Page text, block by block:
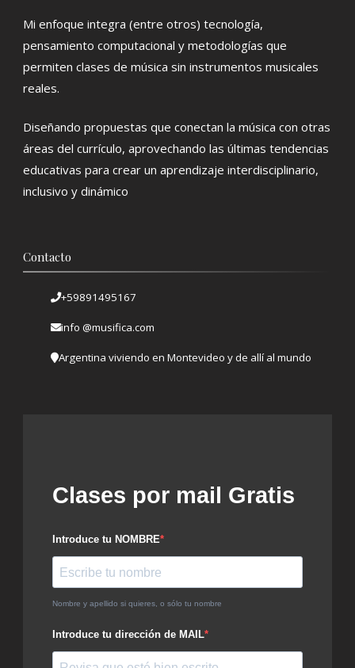
Mi enfoque integra (entre otros) tecnología,
pensamiento computacional y metodologías que
permiten clases de música sin instrumentos musicales
reales.
Diseñando propuestas que conectan la música con otras
áreas del currículo, aprovechando las últimas tendencias
educativas para crear un aprendizaje interdisciplinario,
inclusivo y dinámico
Contacto
+59891495167
info @musifica.com
Argentina viviendo en Montevideo y de allí al mundo